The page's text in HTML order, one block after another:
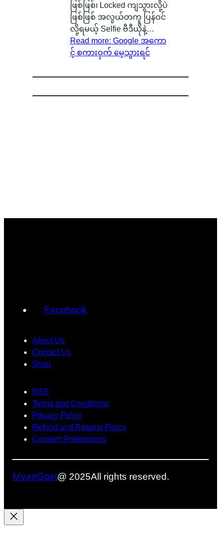
ဖြစ်ဖြစ်၊ Locked ကျသွားလို့ပဲ
ဖြစ်ဖြစ် အလွယ်တကူ ပြန်ဝင်
လို့ရမယ့် Selfie ဗီဒီယိုနဲ့…
Read more: Google အကော
င့် စကားဝှက် မေ့သွားရင်
Facebook
About Us
Contact Us
Shop
RSS
Terms and Conditions
Privacy Policy
Refund and Returns Policy
Consent Preferences
MyanGoal@ 2025All rights reserved.